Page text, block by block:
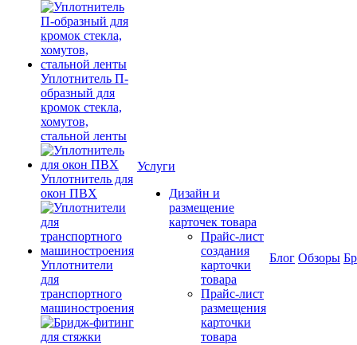
Уплотнитель П-
образный для
кромок стекла,
хомутов,
стальной ленты
Уплотнитель для
окон ПВХ
Уплотнители
для
транспортного
машиностроения
Услуги
Дизайн и
размещение
карточек товара
Прайс-лист
создания
карточки
товара
Прайс-лист
размещения
карточки
товара
Блог Обзоры